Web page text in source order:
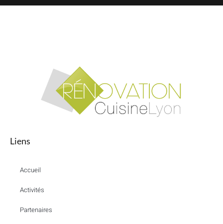
Liens
Accueil
Activités
Partenaires